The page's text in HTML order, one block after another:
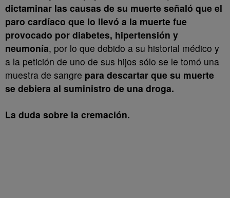
dictaminar las causas de su muerte señaló que el
paro cardíaco que lo llevó a la muerte fue
provocado por diabetes, hipertensión y
neumonía, por lo que debido a su historial médico y
a la petición de uno de sus hijos sólo se le tomó una
muestra de sangre para descartar que su muerte
se debiera al suministro de una droga.
La duda sobre la cremación.